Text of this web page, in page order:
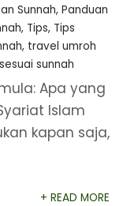
Sunnah, Panduan
, Tips, Tips
, travel umroh
sunnah
Apa yang
Islam
kapan saja,
+ READ MORE